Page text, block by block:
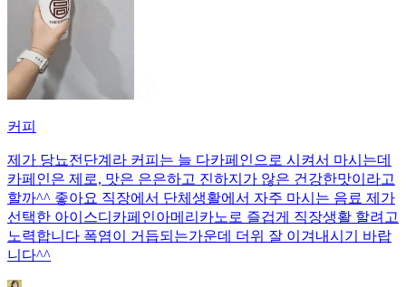
커피
제가 당뇨전단계라 커피는 늘 다카페인으로 시켜서 마시는데
카페인은 제로, 맛은 은은하고 진하지가 않은 건강한맛이라고
할까^^ 좋아요 직장에서 단체생활에서 자주 마시는 음료 제가
선택한 아이스디카페인아메리카노로 즐겁게 직장생활 할려고
노력합니다 폭염이 거듭되는가운데 더위 잘 이겨내시기 바랍
니다^^